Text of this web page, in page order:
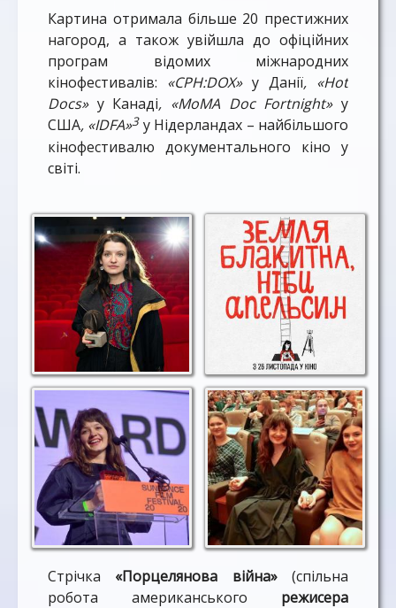
Картина отримала більше 20 престижних
нагород, а також увійшла до офіційних
програм відомих міжнародних
кінофестивалів: «CPH:DOX»у Данії, «Hot
Docs» у Канаді, «MoMA Doc Fortnight»у
США, «IDFA»3у Нідерландах – найбільшого
кінофестивалю документального кіно у
світі.
Стрічка «Порцелянова війна»(спільна
робота американського режисера